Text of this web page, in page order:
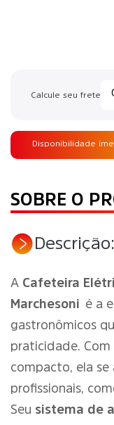
Calcule seu frete
Disponibilidade
SOBRE O
Descrição:
A Cafeteira
Marchesoni é a
gastronômicos
praticidade.
compacto, ela
profissionais,
Seu sistema de